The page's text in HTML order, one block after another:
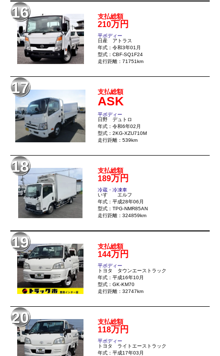
16 支払総額
210万円
平ボディー
日産 アトラス
年式：令和3年01月
型式：CBF-SQ1F24
走行距離：71751km
17 支払総額
ASK
平ボディー
日野 デュトロ
年式：令和6年02月
型式：2KG-XZU710M
走行距離：539km
18 支払総額
189万円
冷蔵・冷凍車
いすゞ エルフ
年式：平成28年06月
型式：TPG-NMR85AN
走行距離：324859km
19 支払総額
144万円
平ボディー
トヨタ タウンエーストラック
年式：平成16年10月
型式：GK-KM70
走行距離：32747km
20 支払総額
118万円
平ボディー
トヨタ ライトエーストラック
年式：平成17年03月